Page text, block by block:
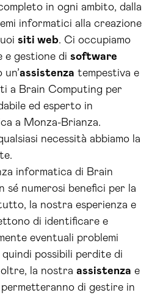
in ogni ambito, dalla
informatici alla creazione
siti web. Ci occupiamo
e gestione di software
assistenza tempestiva e
a Brain Computing per
ed esperto in
a Monza-Brianza.
necessità abbiamo la
informatica di Brain
numerosi benefici per la
la nostra esperienza e
di identificare e
eventuali problemi
possibili perdite di
la nostra assistenza e
di gestire in